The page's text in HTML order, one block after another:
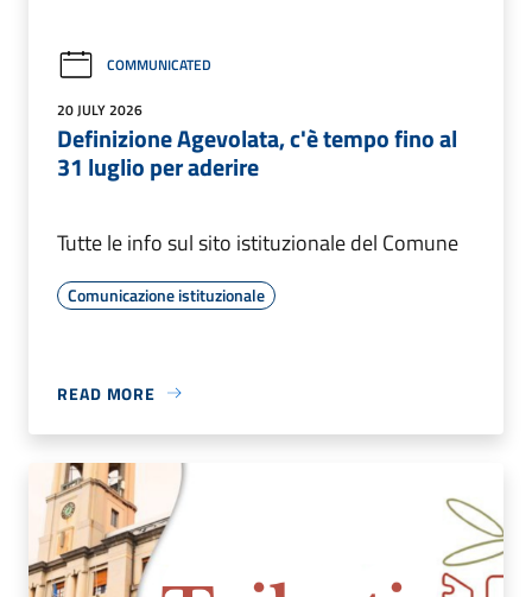
COMMUNICATED
20 JULY 2026
Definizione Agevolata, c'è tempo fino al
31 luglio per aderire
Tutte le info sul sito istituzionale del Comune
Comunicazione istituzionale
READ MORE